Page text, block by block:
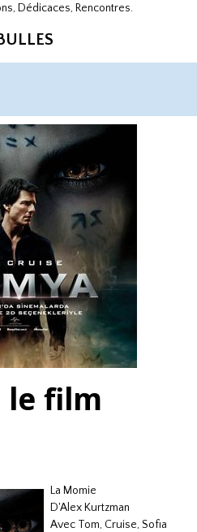
Dédicaces, Rencontres.
le film
La Momie
D'Alex Kurtzman
Avec Tom, Cruise, Sofia